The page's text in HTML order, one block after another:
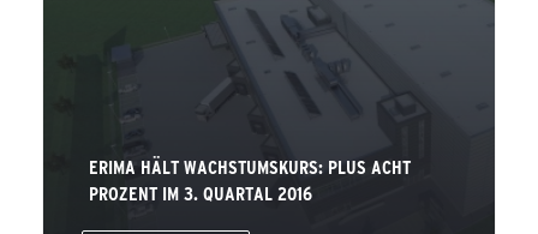
ERIMA HÄLT WACHSTUMSKURS: PLUS ACHT
PROZENT IM 3. QUARTAL 2016